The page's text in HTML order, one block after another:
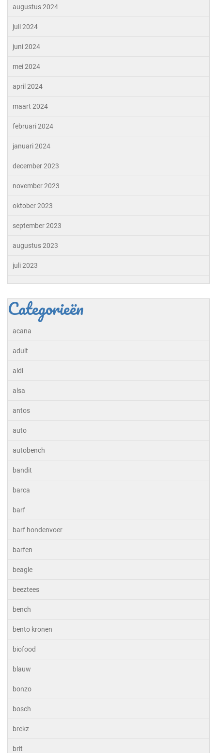
augustus 2024
juli 2024
juni 2024
mei 2024
april 2024
maart 2024
februari 2024
januari 2024
december 2023
november 2023
oktober 2023
september 2023
augustus 2023
juli 2023
Categorieën
acana
adult
aldi
alsa
antos
auto
autobench
bandit
barca
barf
barf hondenvoer
barfen
beagle
beeztees
bench
bento kronen
biofood
blauw
bonzo
bosch
brekz
brit